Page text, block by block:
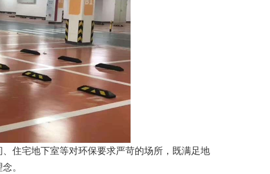
住宅地下室等对环保要求严苛的场所，既满足地
。